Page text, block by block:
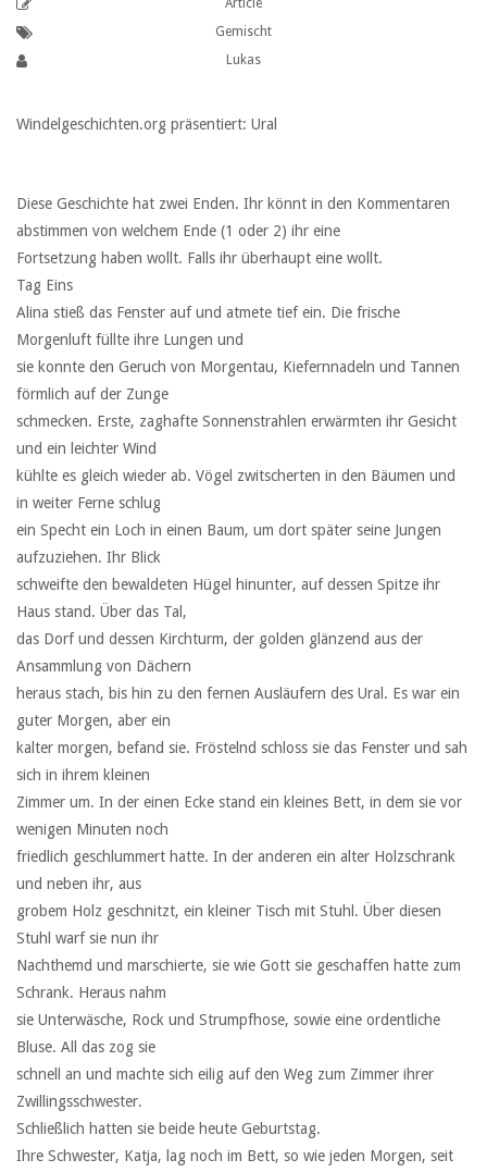
Article
Gemischt
Lukas
Windelgeschichten.org präsentiert: Ural
Diese Geschichte hat zwei Enden. Ihr könnt in den Kommentaren
abstimmen von welchem Ende (1 oder 2) ihr eine
Fortsetzung haben wollt. Falls ihr überhaupt eine wollt.
Tag Eins
Alina stieß das Fenster auf und atmete tief ein. Die frische
Morgenluft füllte ihre Lungen und
sie konnte den Geruch von Morgentau, Kiefernnadeln und Tannen
förmlich auf der Zunge
schmecken. Erste, zaghafte Sonnenstrahlen erwärmten ihr Gesicht
und ein leichter Wind
kühlte es gleich wieder ab. Vögel zwitscherten in den Bäumen und
in weiter Ferne schlug
ein Specht ein Loch in einen Baum, um dort später seine Jungen
aufzuziehen. Ihr Blick
schweifte den bewaldeten Hügel hinunter, auf dessen Spitze ihr
Haus stand. Über das Tal,
das Dorf und dessen Kirchturm, der golden glänzend aus der
Ansammlung von Dächern
heraus stach, bis hin zu den fernen Ausläufern des Ural. Es war ein
guter Morgen, aber ein
kalter morgen, befand sie. Fröstelnd schloss sie das Fenster und sah
sich in ihrem kleinen
Zimmer um. In der einen Ecke stand ein kleines Bett, in dem sie vor
wenigen Minuten noch
friedlich geschlummert hatte. In der anderen ein alter Holzschrank
und neben ihr, aus
grobem Holz geschnitzt, ein kleiner Tisch mit Stuhl. Über diesen
Stuhl warf sie nun ihr
Nachthemd und marschierte, sie wie Gott sie geschaffen hatte zum
Schrank. Heraus nahm
sie Unterwäsche, Rock und Strumpfhose, sowie eine ordentliche
Bluse. All das zog sie
schnell an und machte sich eilig auf den Weg zum Zimmer ihrer
Zwillingsschwester.
Schließlich hatten sie beide heute Geburtstag.
Ihre Schwester, Katja, lag noch im Bett, so wie jeden Morgen, seit